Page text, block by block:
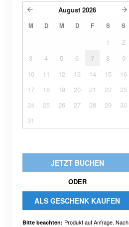
August 2026
M D M D F S S
1
2
3
4 5 6 7 8
9
10
11 12 13 14 15
16
17
18 19 20 21 22
23
24
25 26 27 28 29
30
31
JETZT BUCHEN
ODER
ALS GESCHENK KAUFEN
Bitte beachten: Produkt auf Anfrage. Nach